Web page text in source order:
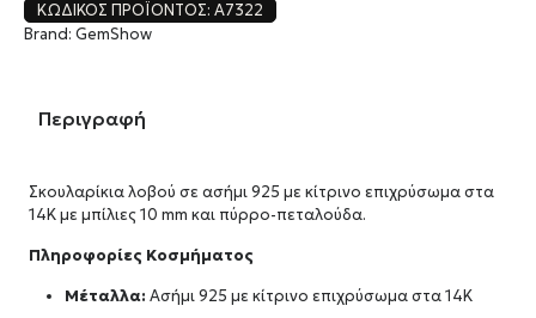
ΚΩΔΙΚΌΣ ΠΡΟΪΌΝΤΟΣ: A7322
Brand: GemShow
Περιγραφή
Σκουλαρίκια λοβού σε ασήμι 925 με κίτρινο επιχρύσωμα στα
14Κ με μπίλιες 10 mm και πύρρο-πεταλούδα.
Πληροφορίες Κοσμήματος
Μέταλλα: Ασήμι 925 με κίτρινο επιχρύσωμα στα 14Κ